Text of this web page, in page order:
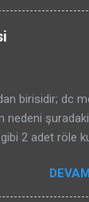
gerekebilir.
: 9.5cm
birisidir; dc
nedeni
2 adet röle
2 röleyide
Buna